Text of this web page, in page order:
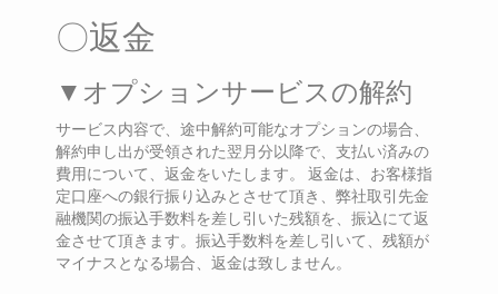
〇返金
▼オプションサービスの解約
サービス内容で、途中解約可能なオプションの場合、
解約申し出が受領された翌月分以降で、支払い済みの
費用について、返金をいたします。 返金は、お客様指
定口座への銀行振り込みとさせて頂き、弊社取引先金
融機関の振込手数料を差し引いた残額を、振込にて返
金させて頂きます。振込手数料を差し引いて、残額が
マイナスとなる場合、返金は致しません。